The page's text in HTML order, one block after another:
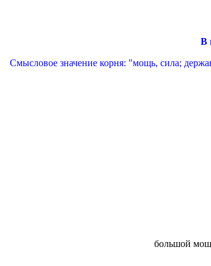
В
Смысловое значение корня: "мощь, сила;
большой